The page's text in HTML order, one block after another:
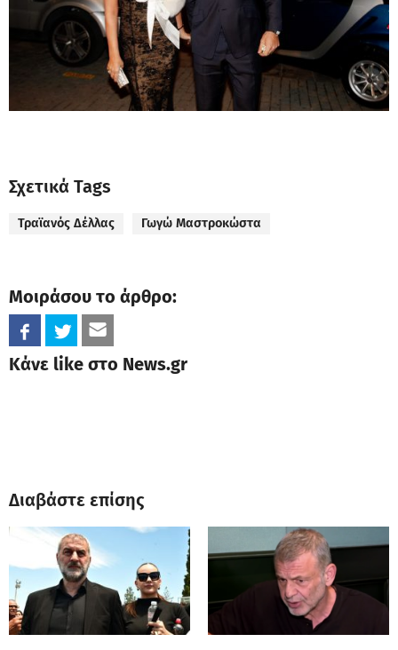
Σχετικά Tags
Τραϊανός Δέλλας Γωγώ Μαστροκώστα
Μοιράσου το άρθρο:
Κάνε like στο News.gr
Διαβάστε επίσης